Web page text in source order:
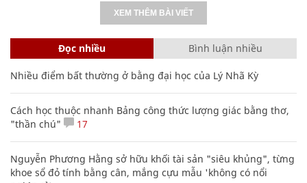
XEM THÊM BÀI VIẾT
Đọc nhiều Bình luận nhiều
Nhiều điểm bất thường ở bằng đại học của Lý Nhã Kỳ
Cách học thuộc nhanh Bảng công thức lượng giác bằng thơ,
"thần chú"
17
Nguyễn Phương Hằng sở hữu khối tài sản "siêu khủng", từng
khoe sổ đỏ tính bằng cân, mắng cựu mẫu 'không có nổi